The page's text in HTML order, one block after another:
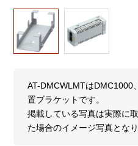
AT-DMCWLMTはDMC1000
置ブラケットです。
掲載している写真は実際に
た場合のイメージ写真となり